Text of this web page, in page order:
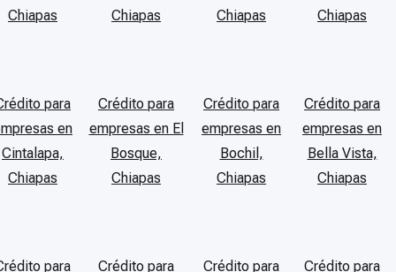
Chiapas
Chiapas
Chiapas
Chiapas
para
en
Cintalapa,
Chiapas
Crédito para
empresas en El
Bosque,
Chiapas
Crédito para
empresas en
Bochil,
Chiapas
Crédito para
empresas en
Bella Vista,
Chiapas
para Crédito para Crédito para Crédito para